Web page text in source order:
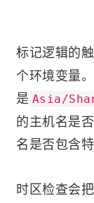
标记逻辑的
个环境变量
是 Asia/
的主机名是
名是否包含
时区检查会把